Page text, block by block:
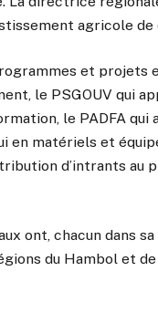
agricole
et projets
le PSGOUV qui
le PADFA qui
en matériels et
d’intrants
ont, chacun dans
du Hambol et